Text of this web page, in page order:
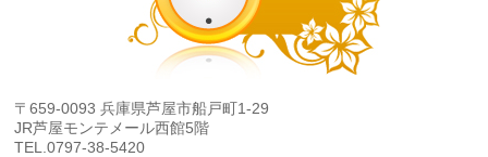
〒659-0093 兵庫県芦屋市船戸町1-29
JR芦屋モンテメール西館5階
TEL.0797-38-5420